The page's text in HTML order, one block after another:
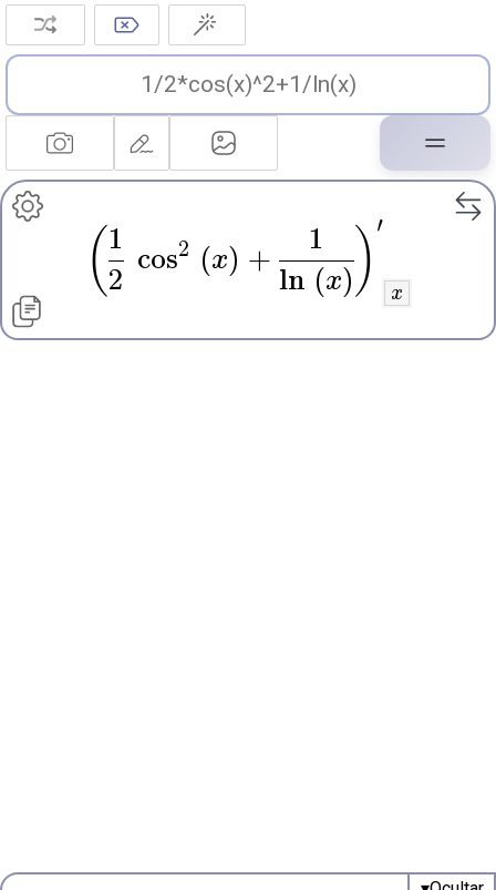
( 2
1
cos2 (x) +
ln (x)
1 ) x
′